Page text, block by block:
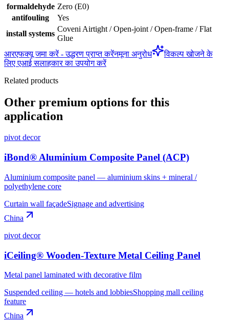
formaldehyde Zero (E0)
antifouling
Yes
install systems
Coveni Airtight / Open-joint / Open-frame / Flat
Glue
आरएफक्यू जमा करें - उद्धरण प्राप्त करेंनमूना अनुरोध
विकल्प खोजने के
लिए एआई सलाहकार का उपयोग करें
Related products
Other premium options for this
application
pivot decor
iBond® Aluminium Composite Panel (ACP)
Aluminium composite panel — aluminium skins + mineral /
polyethylene core
Curtain wall façadeSignage and advertising
China
pivot decor
iCeiling® Wooden-Texture Metal Ceiling Panel
Metal panel laminated with decorative film
Suspended ceiling — hotels and lobbiesShopping mall ceiling
feature
China